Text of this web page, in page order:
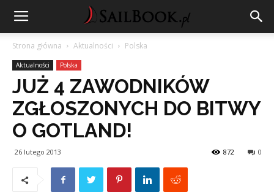
Strona główna Aktualności Polska
Aktualności Polska
JUŻ 4 ZAWODNIKÓW
ZGŁOSZONYCH DO BITWY
O GOTLAND!
26 lutego 2013 0
872